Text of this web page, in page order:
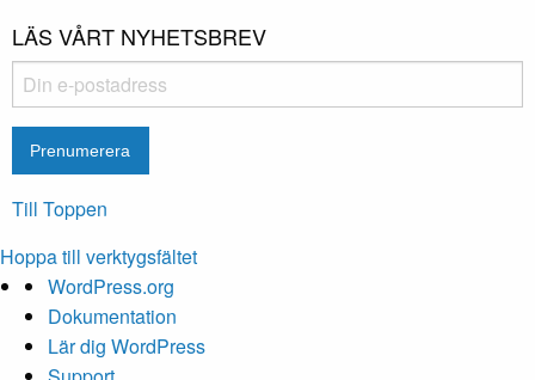
LÄS VÅRT NYHETSBREV
Till Toppen
Hoppa till verktygsfältet
Om
WordPress
WordPress.org
Dokumentation
Lär dig WordPress